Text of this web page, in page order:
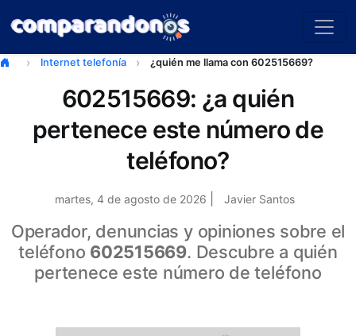
Internet telefonía ¿quién me llama con 602515669?
602515669: ¿a quién
pertenece este número de
teléfono?
martes, 4 de agosto de 2026 Javier Santos
Operador, denuncias y opiniones sobre el
teléfono 602515669. Descubre a quién
pertenece este número de teléfono